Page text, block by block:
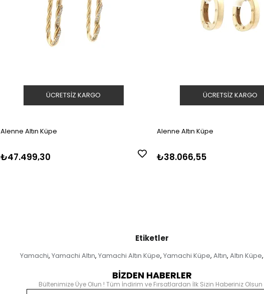
Alenne Altın Küpe
₺47.499,30
ÜCRETSIZ KARGO
Alenne Altın Küpe
₺38.066,55
ÜCRETSIZ KARGO
Etiketler
Yamachi, Yamachi Altın, Yamachi Altın Küpe, Yamachi Küpe, Altın, Altın Küpe,
BİZDEN HABERLER
Bültenimize Üye Olun ! Tüm İndirim ve Fırsatlardan İlk Sizin Haberiniz Olsun